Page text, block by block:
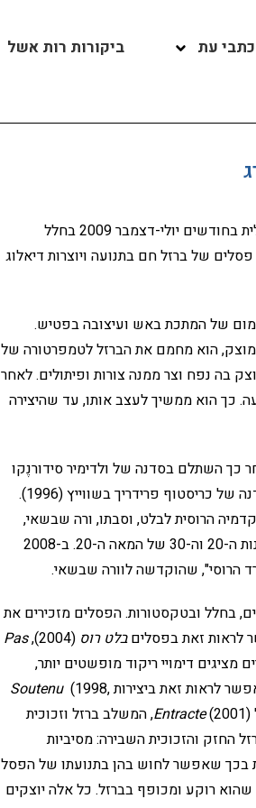
כתבי עת ביקורות רות אשל
היא תערוכה של הפסל אנדריי קומנין (Koumanin), המועלית בחודשים יולי-דצמבר 2009 בחלל
של ברזל חם בתנועה ויוצרות דיאלוג
של המתכת באש ועיצובה בפטיש.
הוא מחמם את הברזל לטמפרטורה של
בה נפח וצר ממנה צורות ופיתולים. לאחר
כך הוא ממשיך לעצב אותו, עד שהיצירה
במוסקבה ב-1961, למד שם עבודה במתכת (1982-1977) ואחר כך השתלם בסדנה של ולדימיר סידורנֶקו
במוסקבה (1991-1987), בסדנה של אורי חופי בעין שמר (1994-1992) ובסדנה של כריסטוף פרידריך בשווייץ (1996).
הרוסית לבלט, וסבתו, ורה שבשאי,
שהיתה כוריאוגרפית ומייסדת "המעבדה לריקוד יהודי" שפעלה במוסקבה בשנות ה-20 וה-30 של המאה ה-20. ב-2008
הרוסי", שהוקדשה לוורה שבשאי.
בחלל ובטקסטורות. הפסלים מזכירים את
לראות זאת בפסליםבלט רוס (2004),
Pas
מציגים דימויי ריקוד מופשטים יותר,
לראות זאת ביצירות
Soutenu(1998,
Entracte(2001), המשלב ברזל וזכוכית
החזק והזכוכית השבירה: מסיביות
בכך שאפשר לחוש בהן בתנועתו של הפסל
רוקע ומכופף בברזל. כל אלה יוצקים